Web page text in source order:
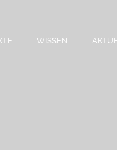
WISSEN